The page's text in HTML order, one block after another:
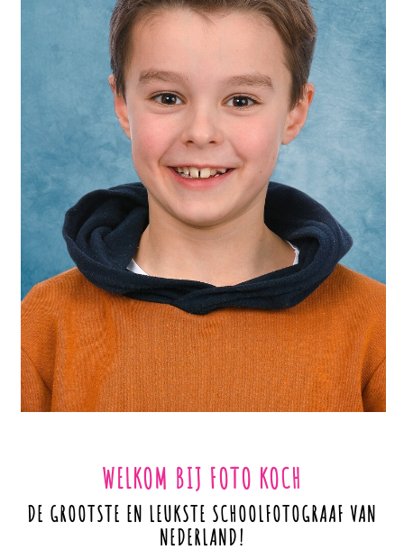
WELKOM BIJ FOTO KOCH
DE GROOTSTE EN LEUKSTE SCHOOLFOTOGRAAF VAN
NEDERLAND!